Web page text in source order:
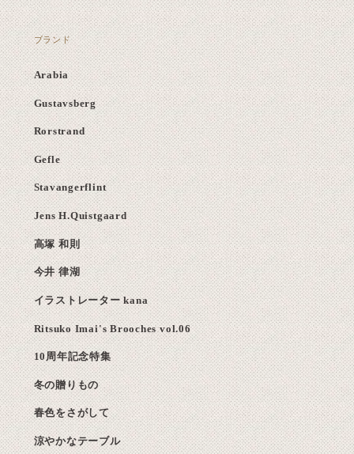
ブランド
Arabia
Gustavsberg
Rorstrand
Gefle
Stavangerflint
Jens H.Quistgaard
高塚 和則
今井 律湖
イラストレーター kana
Ritsuko Imai's Brooches vol.06
10周年記念特集
冬の贈りもの
春色をさがして
涼やかなテーブル